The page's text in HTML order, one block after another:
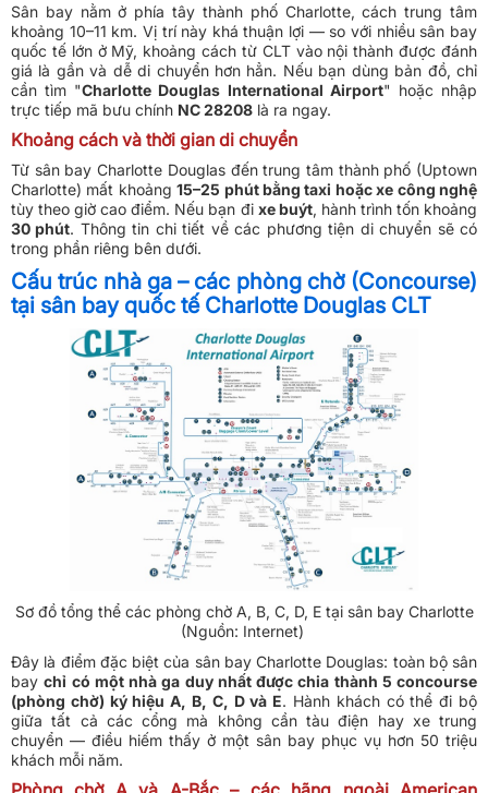
Sân bay nằm ở phía tây thành phố Charlotte, cách trung tâm
khoảng 10–11 km. Vị trí này khá thuận lợi — so với nhiều sân bay
quốc tế lớn ở Mỹ, khoảng cách từ CLT vào nội thành được đánh
giá là gần và dễ di chuyển hơn hẳn. Nếu bạn dùng bản đồ, chỉ
cần tìm "Charlotte Douglas International Airport" hoặc nhập
trực tiếp mã bưu chính NC 28208 là ra ngay.
Khoảng cách và thời gian di chuyển
Từ sân bay Charlotte Douglas đến trung tâm thành phố (Uptown
Charlotte) mất khoảng15–25 phút bằng taxi hoặc xe công nghệ
tùy theo giờ cao điểm. Nếu bạn đi xe buýt, hành trình tốn khoảng
30 phút. Thông tin chi tiết về các phương tiện di chuyển sẽ có
trong phần riêng bên dưới.
Cấu trúc nhà ga – các phòng chờ (Concourse)
tại sân bay quốc tế Charlotte Douglas CLT
Sơ đồ tổng thể các phòng chờ A, B, C, D, E tại sân bay Charlotte
(Nguồn: Internet)
Đây là điểm đặc biệt của sân bay Charlotte Douglas: toàn bộ sân
baychỉ có một nhà ga duy nhất được chia thành 5 concourse
(phòng chờ) ký hiệu A, B, C, D và E. Hành khách có thể đi bộ
giữa tất cả các cổng mà không cần tàu điện hay xe trung
chuyển — điều hiếm thấy ở một sân bay phục vụ hơn 50 triệu
khách mỗi năm.